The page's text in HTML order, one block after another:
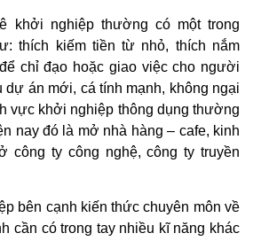
khởi nghiệp thường có một trong
thích kiếm tiền từ nhỏ, thích nắm
chỉ đạo hoặc giao việc cho người
dự án mới, cá tính mạnh, không ngại
vực khởi nghiệp thông dụng thường
nay đó là mở nhà hàng – cafe, kinh
công ty công nghệ, công ty truyền
bên cạnh kiến thức chuyên môn về
cần có trong tay nhiều kĩ năng khác